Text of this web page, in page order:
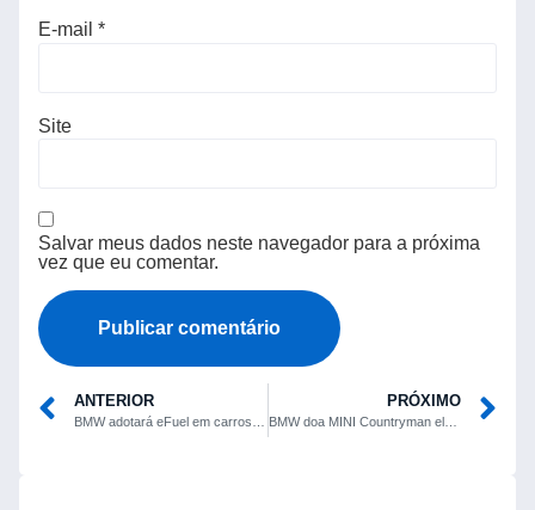
E-mail *
Site
Salvar meus dados neste navegador para a próxima
vez que eu comentar.
ANTERIOR PRÓXIMO
BMW doa MINI Countryman elétrico para escola técnica em Regensburg